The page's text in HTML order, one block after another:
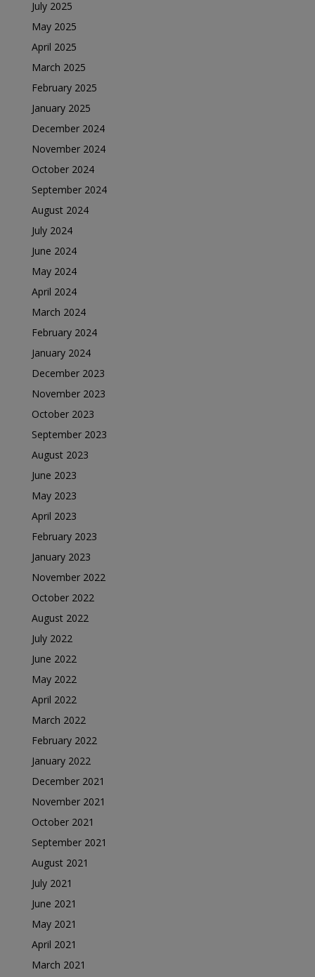
July 2025
May 2025
April 2025
March 2025
February 2025
January 2025
December 2024
November 2024
October 2024
September 2024
August 2024
July 2024
June 2024
May 2024
April 2024
March 2024
February 2024
January 2024
December 2023
November 2023
October 2023
September 2023
August 2023
June 2023
May 2023
April 2023
February 2023
January 2023
November 2022
October 2022
August 2022
July 2022
June 2022
May 2022
April 2022
March 2022
February 2022
January 2022
December 2021
November 2021
October 2021
September 2021
August 2021
July 2021
June 2021
May 2021
April 2021
March 2021